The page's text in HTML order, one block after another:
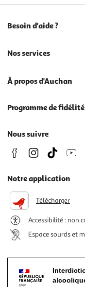
Besoin d'aide ?
Nos services
À propos d'Auchan
Programme de
Nous suivre
Notre application
Télécharger
Accessibilité : non
Espace sourds et